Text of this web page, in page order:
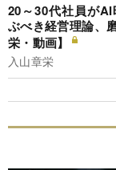
20～30代社員が
ぶべき経営理論、
栄・動画】
入山章栄